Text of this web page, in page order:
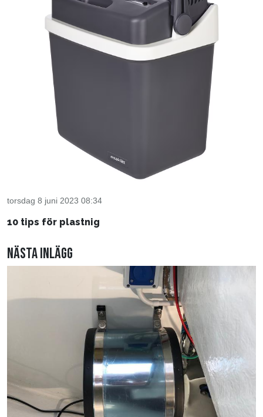
torsdag 8 juni 2023 08:34
10 tips för plastnig
Nästa inlägg